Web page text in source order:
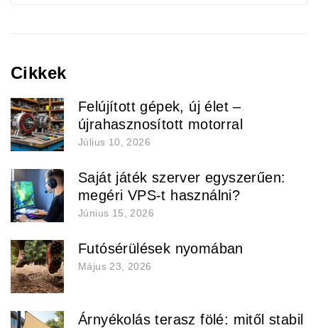
Cikkek
Július 10, 2026
Felújított gépek, új élet –
újrahasznosított motorral
Június 15, 2026
Saját játék szerver egyszerűen:
megéri VPS-t használni?
Május 23, 2026
Futósérülések nyomában
Árnyékolás terasz fölé: mitől stabil